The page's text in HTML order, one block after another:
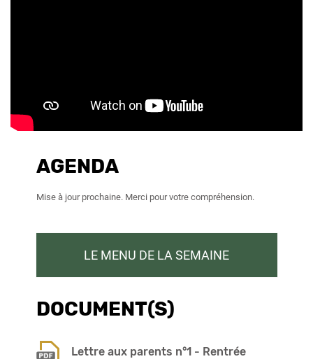
AGENDA
Mise à jour prochaine. Merci pour votre compréhension.
LE MENU DE LA SEMAINE
DOCUMENT(S)
Lettre aux parents n°1 - Rentrée